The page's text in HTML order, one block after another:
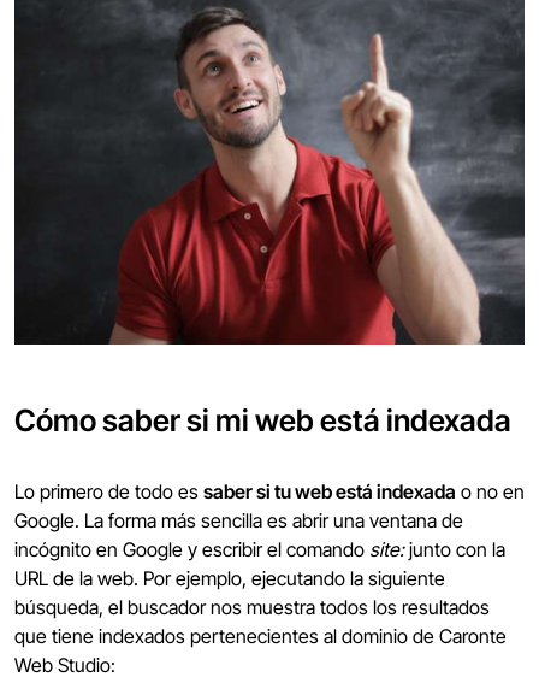
Cómo saber si mi web está indexada
Lo primero de todo es saber si tu web está indexada o no en
Google. La forma más sencilla es abrir una ventana de
incógnito en Google y escribir el comando site:junto con la
URL de la web. Por ejemplo, ejecutando la siguiente
búsqueda, el buscador nos muestra todos los resultados
que tiene indexados pertenecientes al dominio de Caronte
Web Studio: